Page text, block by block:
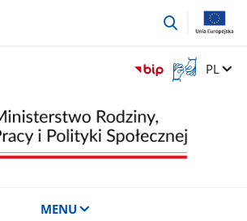
przejdź
Otwórz
okno
języka
migowego
Zmień
PL
MENU